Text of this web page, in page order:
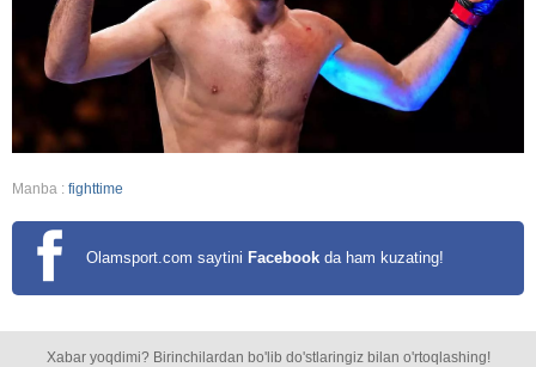
Manba : fighttime
Olamsport.com saytini Facebook da ham kuzating!
Xabar yoqdimi? Birinchilardan bo'lib do'stlaringiz bilan o'rtoqlashing!